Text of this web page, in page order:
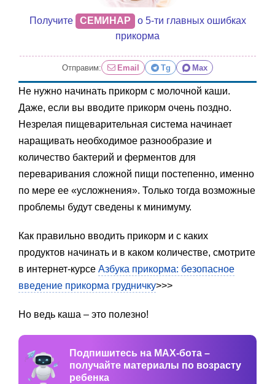
Получите СЕМИНАР
о 5-ти главных ошибках
прикорма
Отправим: Email Tg Max
Не нужно начинать прикорм с молочной каши.
Даже, если вы вводите прикорм очень поздно.
Незрелая пищеварительная система начинает
наращивать необходимое разнообразие и
количество бактерий и ферментов для
переваривания сложной пищи постепенно, именно
по мере ее «усложнения». Только тогда возможные
проблемы будут сведены к минимуму.
Как правильно вводить прикорм и с каких
продуктов начинать и в каком количестве, смотрите
в интернет-курсе Азбука прикорма: безопасное
введение прикорма грудничку>>>
Но ведь каша – это полезно!
Подпишитесь на MAX-бота –
получайте материалы по возрасту
ребенка